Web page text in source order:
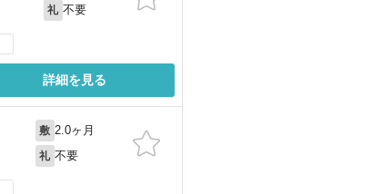
礼 不要
詳細を見る
敷 2.0ヶ月
礼 不要